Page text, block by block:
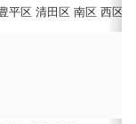
平区 清田区 南区 西区